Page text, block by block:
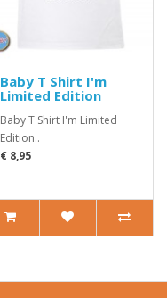
Baby T Shirt I'm
Limited Edition
Baby T Shirt I'm Limited
Edition..
€ 8,95